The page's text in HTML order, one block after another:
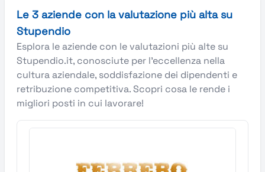
Le 3 aziende con la valutazione più alta su
Stupendio
Esplora le aziende con le valutazioni più alte su
Stupendio.it, conosciute per l’eccellenza nella
cultura aziendale, soddisfazione dei dipendenti e
retribuzione competitiva. Scopri cosa le rende i
migliori posti in cui lavorare!